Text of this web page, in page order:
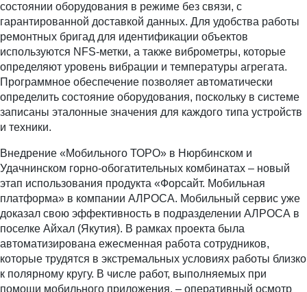
состоянии оборудования в режиме без связи, с
гарантированной доставкой данных. Для удобства работы
ремонтных бригад для идентификации объектов
используются NFS-метки, а также виброметры, которые
определяют уровень вибрации и температуры агрегата.
Программное обеспечение позволяет автоматически
определить состояние оборудования, поскольку в системе
записаны эталонные значения для каждого типа устройств
и техники.
Внедрение «Мобильного ТОРО» в Нюрбинском и
Удачнинском горно-обогатительных комбинатах – новый
этап использования продукта «Форсайт. Мобильная
платформа» в компании АЛРОСА. Мобильный сервис уже
доказал свою эффективность в подразделении АЛРОСА в
поселке Айхал (Якутия). В рамках проекта была
автоматизирована ежесменная работа сотрудников,
которые трудятся в экстремальных условиях работы близко
к полярному кругу. В числе работ, выполняемых при
помощи мобильного приложения, – оперативный осмотр